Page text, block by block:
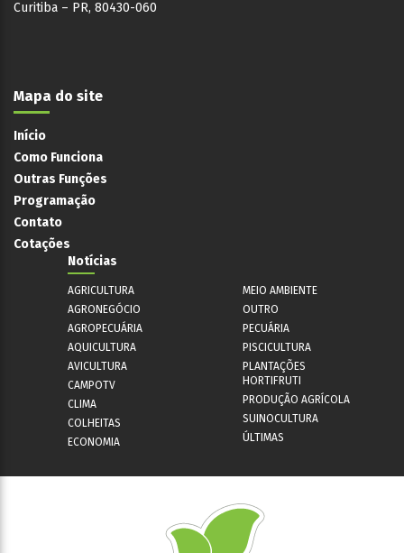
Curitiba – PR, 80430-060
Mapa do site
Início
Como Funciona
Outras Funções
Programação
Contato
Cotações
Notícias
AGRICULTURA
AGRONEGÓCIO
AGROPECUÁRIA
AQUICULTURA
AVICULTURA
CAMPOTV
CLIMA
COLHEITAS
ECONOMIA
MEIO AMBIENTE
OUTRO
PECUÁRIA
PISCICULTURA
PLANTAÇÕES
HORTIFRUTI
PRODUÇÃO AGRÍCOLA
SUINOCULTURA
ÚLTIMAS